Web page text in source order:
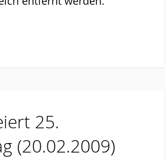
25.
(20.02.2009)